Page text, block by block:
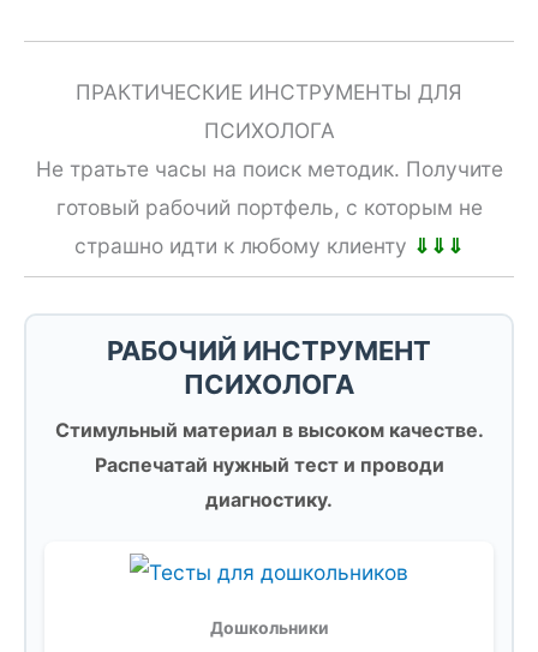
ПРАКТИЧЕСКИЕ ИНСТРУМЕНТЫ ДЛЯ
ПСИХОЛОГА
Не тратьте часы на поиск методик. Получите
готовый рабочий портфель, с которым не
страшно идти к любому клиенту ⇓⇓⇓
РАБОЧИЙ ИНСТРУМЕНТ
ПСИХОЛОГА
Стимульный материал в высоком качестве.
Распечатай нужный тест и проводи
диагностику.
Дошкольники